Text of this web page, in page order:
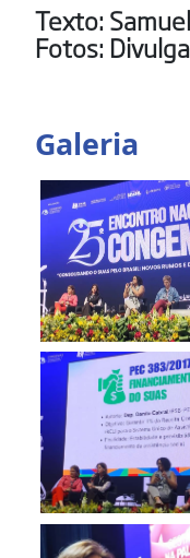
Texto:
Fotos:
Galeria